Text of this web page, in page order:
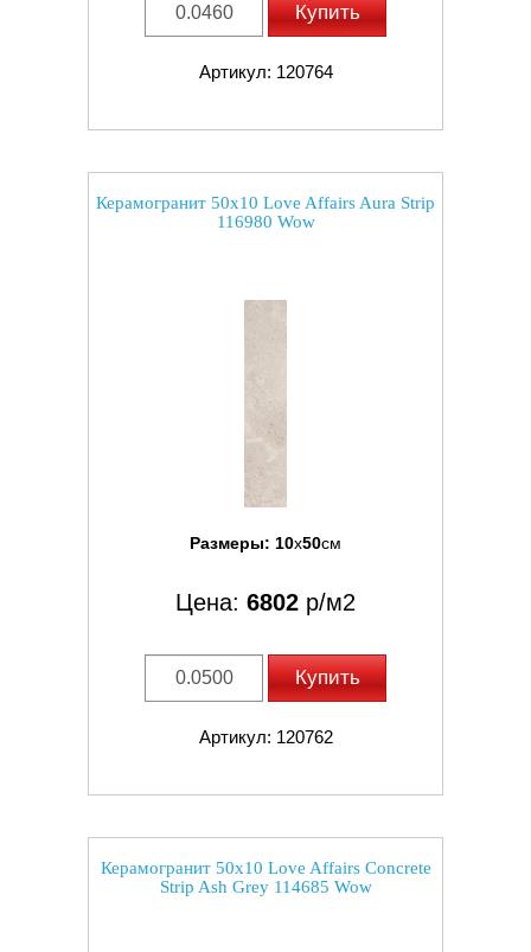
Купить
Артикул: 120764
Керамогранит 50x10 Love Affairs Aura Strip
116980 Wow
Размеры: 10x50см
Цена: 6802 р/м2
Купить
Артикул: 120762
Керамогранит 50x10 Love Affairs Concrete
Strip Ash Grey 114685 Wow